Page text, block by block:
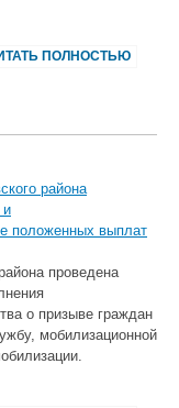
ПОЛНОСТЬЮ
района
и
положенных выплат
проведена
о призыве граждан
мобилизационной